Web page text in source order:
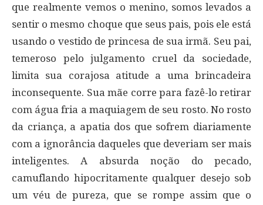
que realmente vemos o menino, somos levados a
sentir o mesmo choque que seus pais, pois ele está
usando o vestido de princesa de sua irmã. Seu pai,
temeroso pelo julgamento cruel da sociedade,
limita sua corajosa atitude a uma brincadeira
inconsequente. Sua mãe corre para fazê-lo retirar
com água fria a maquiagem de seu rosto. No rosto
da criança, a apatia dos que sofrem diariamente
com a ignorância daqueles que deveriam ser mais
inteligentes. A absurda noção do pecado,
camuflando hipocritamente qualquer desejo sob
um véu de pureza, que se rompe assim que o